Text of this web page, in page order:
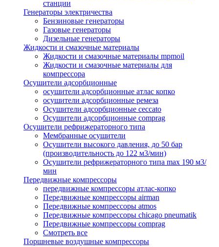
станции
Генераторы электричества
Бензиновые генераторы
Газовые генераторы
Дизельные генераторы
Жидкости и смазочные материалы
Жидкости и смазочные материалы mpmoil
Жидкости и смазочные материалы для
компрессора
Осушители адсорбционные
осушители адсорбционные атлас копко
осушители адсорбционные ремеза
Осушители адсорбционные ceccato
Осушители адсорбционные comprag
Осушители рефрижераторного типа
Мембранные осушители
Осушители высокого давления, до 50 бар
(производительность до 122 м3/мин)
Осушители рефрижераторного типа max 190 м3/
мин
Передвижные компрессоры
передвижные компрессоры атлас-копко
Передвижные компрессоры airman
Передвижные компрессоры atmos
Передвижные компрессоры chicago pneumatik
Передвижные компрессоры comprag
Смотреть все
Поршневые воздушные компрессоры